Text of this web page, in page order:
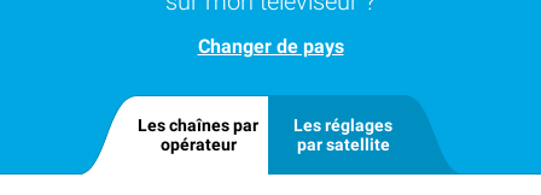
Changer de pays
Les chaînes par
opérateur
Les réglages
par satellite